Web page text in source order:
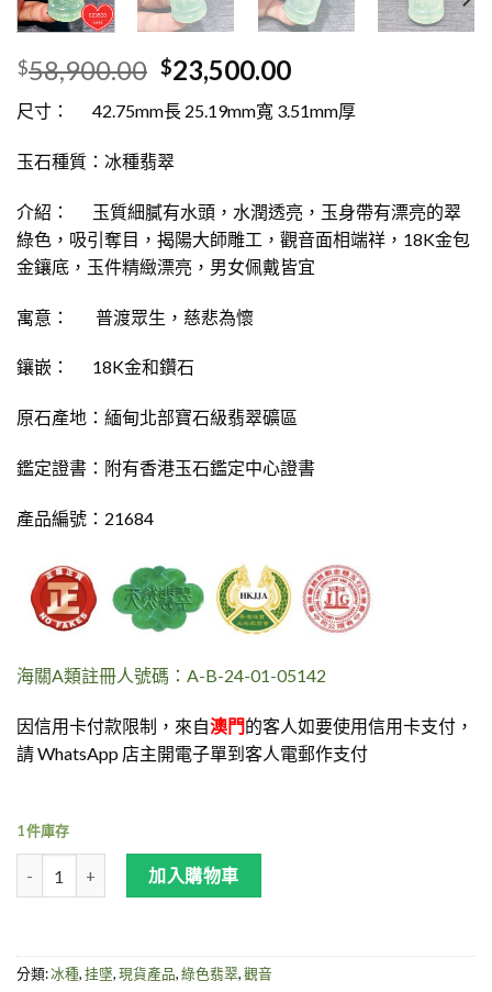
$58,900.00 $23,500.00
尺寸： 42.75mm長 25.19mm寬 3.51mm厚
玉石種質：冰種翡翠
介紹： 玉質細膩有水頭，水潤透亮，玉身帶有漂亮的翠
綠色，吸引奪目，揭陽大師雕工，觀音面相端祥，18K金包
金鑲底，玉件精緻漂亮，男女佩戴皆宜
寓意： 普渡眾生，慈悲為懷
鑲嵌： 18K金和鑽石
原石產地：緬甸北部寶石級翡翠礦區
鑑定證書：附有香港玉石鑑定中心證書
產品編號：21684
海關A類註冊人號碼：A-B-24-01-05142
因信用卡付款限制，來自澳門的客人如要使用信用卡支付，
請 WhatsApp 店主開電子單到客人電郵作支付
1 件庫存
冰綠翡翠-冰綠淨瓶觀音玉墜 數量
加入購物車
分類:冰種,挂墜,現貨產品,綠色翡翠,觀音